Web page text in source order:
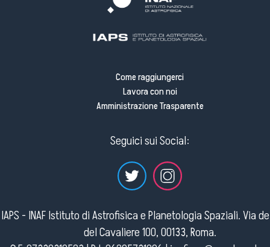
Come raggiungerci
Lavora con noi
Amministrazione Trasparente
Seguici sui Social:
IAPS - INAF Istituto di Astrofisica e Planetologia Spaziali. Via
del Cavaliere 100, 00133, Roma.